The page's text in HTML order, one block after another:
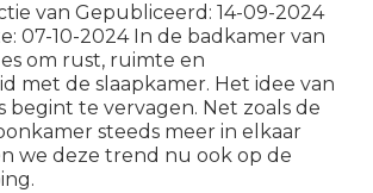
van Gepubliceerd: 14-09-2024
07-10-2024 In de badkamer van
om rust, ruimte en
met de slaapkamer. Het idee van
begint te vervagen. Net zoals de
steeds meer in elkaar
we deze trend nu ook op de